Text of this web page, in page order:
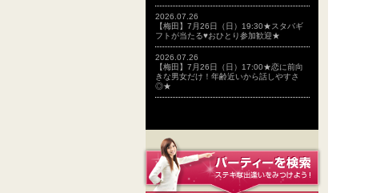
2026.07.26
【梅田】7月26日（日）19:30★スタバギ
フトが当たる♥おひとり参加歓迎★
2026.07.26
【梅田】7月26日（日）17:00★恋に前向
きな男女だけ！年齢近いから話しやすさ
◎★